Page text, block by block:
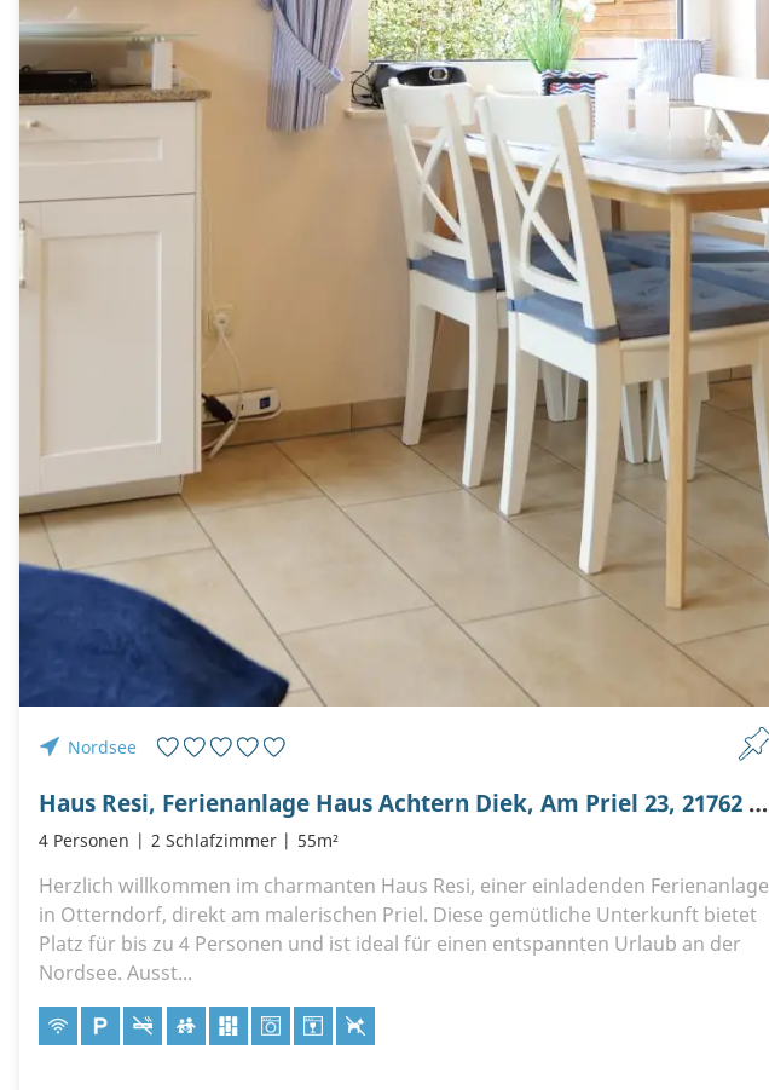
Nordsee
Haus Resi, Ferienanlage Haus Achtern Diek, Am Priel 23, 21762 Otterndorf
4 Personen 2 Schlafzimmer 55m²
Herzlich willkommen im charmanten Haus Resi, einer einladenden Ferienanlage
in Otterndorf, direkt am malerischen Priel. Diese gemütliche Unterkunft bietet
Platz für bis zu 4 Personen und ist ideal für einen entspannten Urlaub an der
Nordsee. Ausst...